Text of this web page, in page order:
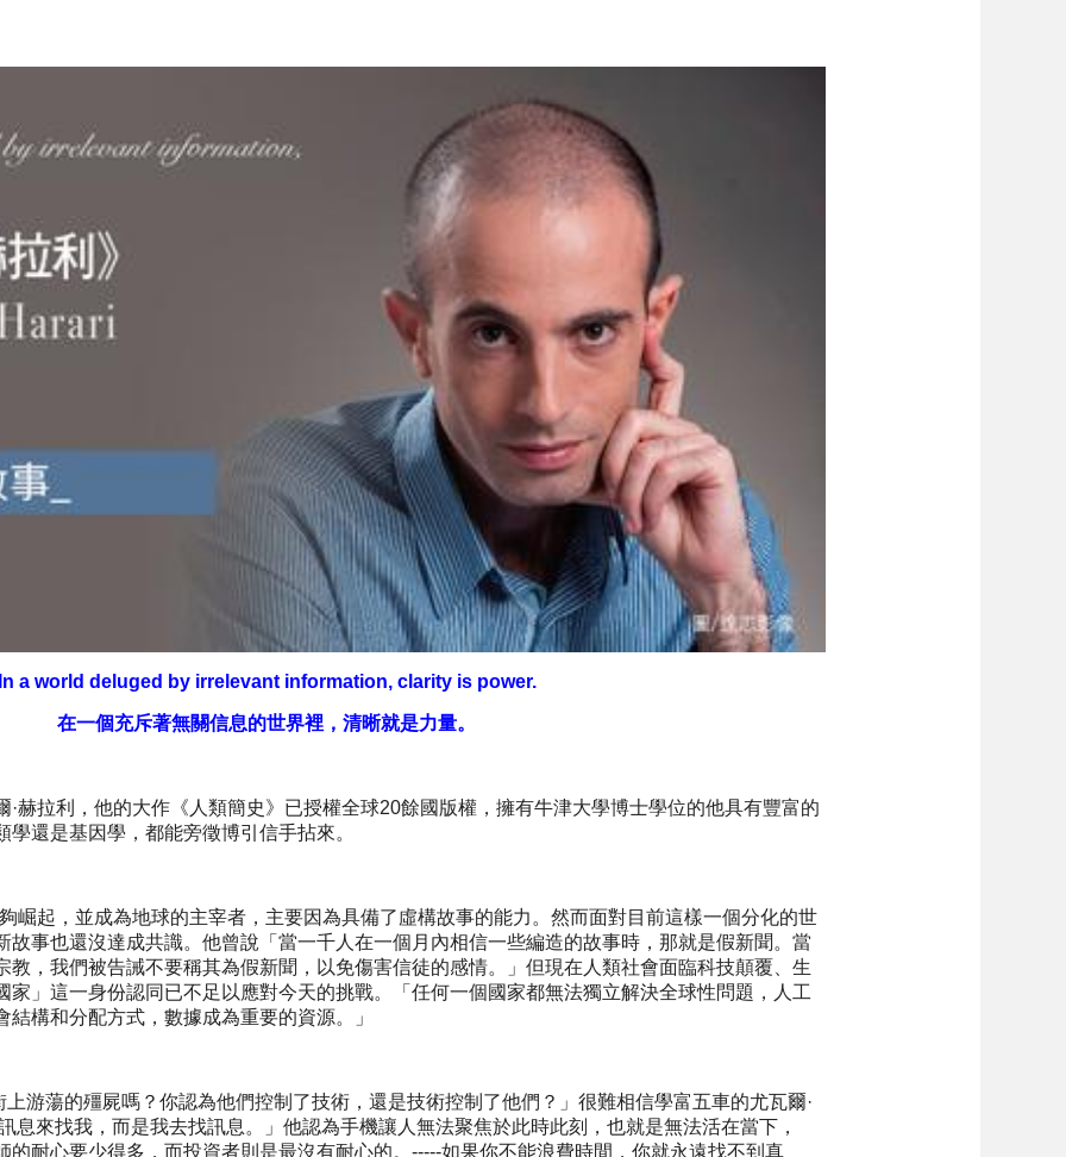
a world deluged by irrelevant information, clarity is power.
在一個充斥著無關信息的世界裡，清晰就是力量。
赫拉利，他的大作《人類簡史》已授權全球20餘國版權，擁有牛津大學博士學位的他具有豐富的
還是基因學，都能旁徵博引信手拈來。
起，並成為地球的主宰者，主要因為具備了虛構故事的能力。然而面對目前這樣一個分化的世
故事也還沒達成共識。他曾說「當一千人在一個月內相信一些編造的故事時，那就是假新聞。當
教，我們被告誡不要稱其為假新聞，以免傷害信徒的感情。」但現在人類社會面臨科技顛覆、生
家」這一身份認同已不足以應對今天的挑戰。「任何一個國家都無法獨立解決全球性問題，人工
構和分配方式，數據成為重要的資源。」
游蕩的殭屍嗎？你認為他們控制了技術，還是技術控制了他們？」很難相信學富五車的尤瓦爾·
息來找我，而是我去找訊息。」他認為手機讓人無法聚焦於此時此刻，也就是無法活在當下，
的耐心要少得多，而投資者則是最沒有耐心的。-----如果你不能浪費時間，你就永遠找不到真